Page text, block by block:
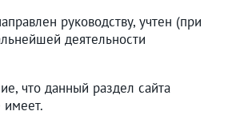
руководству, учтен (при
деятельности
что данный раздел сайта
имеет.